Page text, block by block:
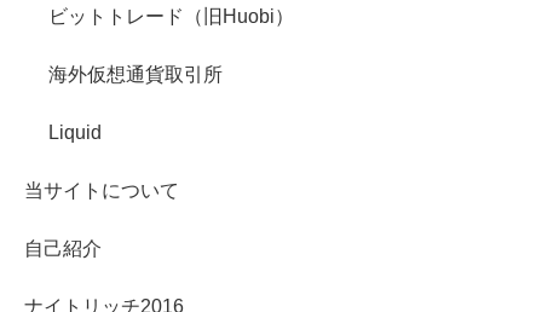
ビットトレード（旧Huobi）
海外仮想通貨取引所
Liquid
当サイトについて
自己紹介
ナイトリッチ2016